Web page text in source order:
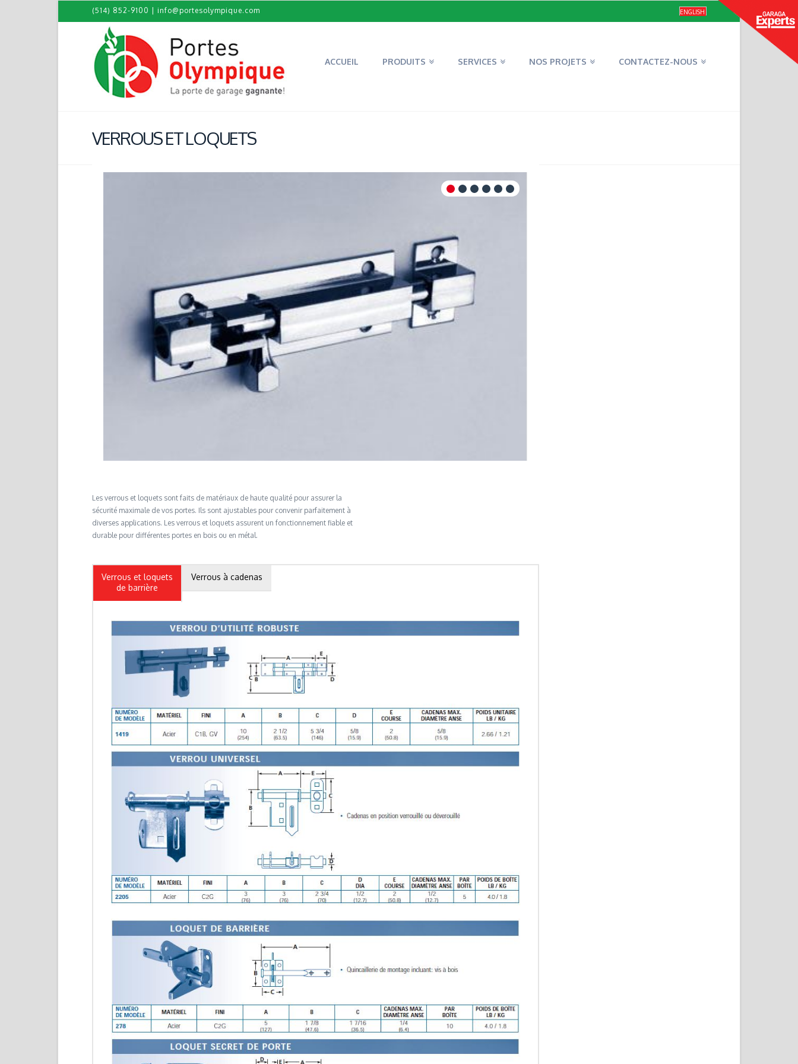
(514) 852-9100 info@portesolympique.com ENGLISH
ACCUEIL PRODUITS SERVICES NOS PROJETS CONTACTEZ-NOUS
VERROUS ET LOQUETS
Les verrous et loquets sont faits de matériaux de haute qualité pour assurer la
sécurité maximale de vos portes. Ils sont ajustables pour convenir parfaitement à
diverses applications. Les verrous et loquets assurent un fonctionnement fiable et
durable pour différentes portes en bois ou en métal.
Verrous et loquets
de barrière
Verrous à cadenas